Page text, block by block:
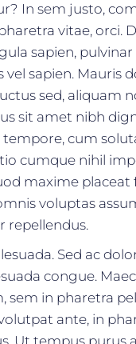
In sem justo,
vitae, orci.
sapien,
vel sapien. Mauris
sed, aliquam
sit amet nibh
cum
cumque nihil
maxime placeat
voluptas
repellendus.
Sed ac
congue.
sem in pharetra
ante, in
Ut tempus purus